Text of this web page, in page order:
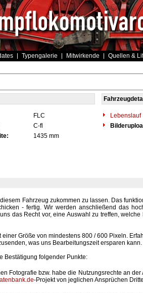
Typengalerie Mitwirkende Quellen &
FLC
Lebenslauf
C-fl
1435 mm
Fahrzeug zukommen zu lassen. Das
- fertig. Wir werden anschließend das
das Recht vor, eine Auswahl zu treffen,
Größe von mindestens 800 / 600 Pixeln.
was uns Bearbeitungszeit ersparen kann.
Bestätigung folgender Punkte:
Fotografie bzw. habe die Nutzungsrechte an
-Projekt von jeglichen Ansprüchen